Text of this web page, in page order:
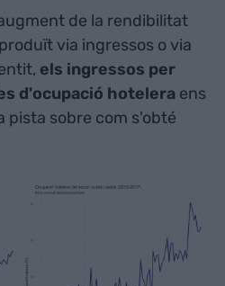
de la rendibilitat
via ingressos o via
els ingressos per
d'ocupació hotelera ens
pista sobre com s'obté